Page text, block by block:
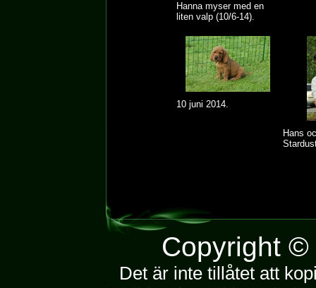
Hanna myser med en
liten valp (10/6-14).
10 juni 2014.
Hans
Copyright ©
Det är inte tillåtet att